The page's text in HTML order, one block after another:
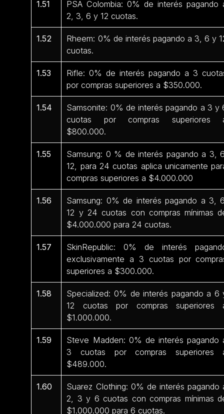
1.51
PSA Colombia: 0% de interés pagando
2, 3, 6 y 12 cuotas.
1.52
Rheem: 0% de interés pagando a 3, 6 y
cuotas.
1.53
Rifle: 0% de interés pagando a 3
por compras superiores a $350.000.
1.54
Samsonite: 0% de interés pagando a 3 y
cuotas por compras superiores
$800.000.
1.55
Samsung: 0 % de interés pagando a 3,
12, para 24 cuotas aplica unicamente
compras superiores a $4.000.000
1.56
Samsung: 0% de interés pagando a 3,
12 y 24 cuotas con compras mínimas
$4.000.000 para 24 cuotas.
1.57
SkinRepublic: 0% de interés
exclusivamente a 3 cuotas por
superiores a $300.000.
1.58
Specialized: 0% de interés pagando a 6
12 cuotas por compras superiores
$1.000.000.
1.59
Steve Madden: 0% de interés pagando
3 cuotas por compras superiores
$489.000.
1.60
Suarez Clothing: 0% de interés pagando
2, 3 y 6 cuotas con compras mínimas
$1.000.000 para 6 cuotas.